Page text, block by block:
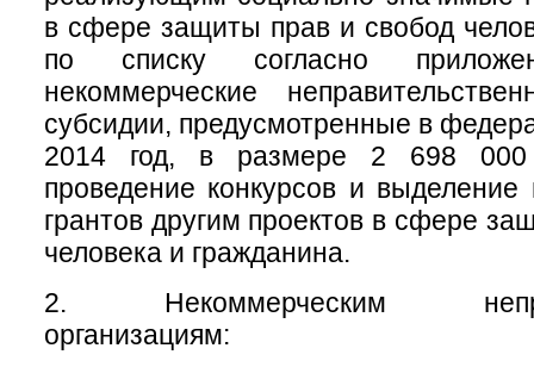
в сфере защиты прав и свобод
по списку согласно
некоммерческие
субсидии, предусмотренные в
2014 год, в размере 2 698
проведение конкурсов и выделение
грантов другим проектов в сфере
человека и гражданина.
2. Некоммерческим
организациям: